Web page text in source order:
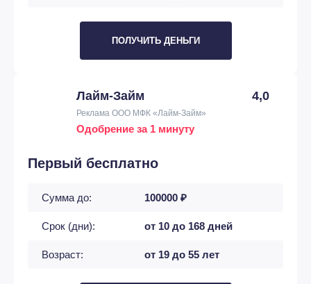
ПОЛУЧИТЬ ДЕНЬГИ
Лайм-Займ 4,0
Реклама ООО МФК «Лайм-Займ»
Одобрение за 1 минуту
Первый бесплатно
Сумма до: 100000 ₽
Срок (дни): от 10 до 168 дней
Возраст: от 19 до 55 лет